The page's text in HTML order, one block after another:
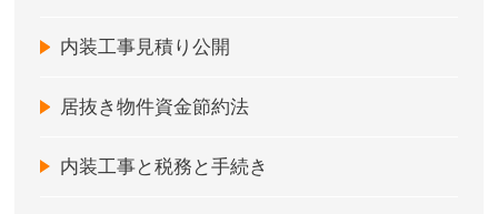
内装工事見積り公開
居抜き物件資金節約法
内装工事と税務と手続き